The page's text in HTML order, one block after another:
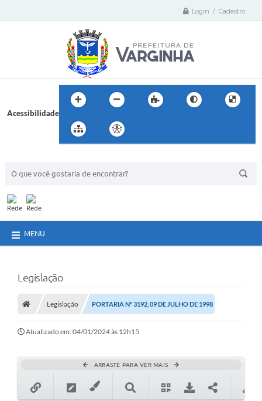
Login / Cadastro
Acessibilidade
MENU
Legislação
Legislação PORTARIA Nº 3192, 09 DE JULHO DE 1998
Atualizado em: 04/01/2024 às 12h15
ARRASTE PARA VER MAIS